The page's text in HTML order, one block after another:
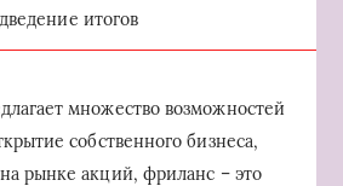
итогов
множество возможностей
собственного бизнеса,
рынке акций, фриланс – это